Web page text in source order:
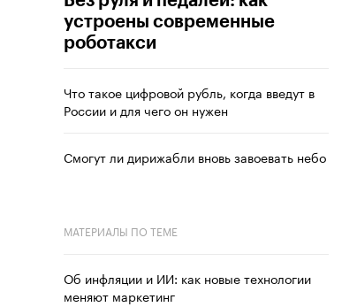
устроены современные
роботакси
Что такое цифровой рубль, когда введут в
России и для чего он нужен
Смогут ли дирижабли вновь завоевать небо
МАТЕРИАЛЫ ПО ТЕМЕ
Об инфляции и ИИ: как новые технологии
меняют маркетинг